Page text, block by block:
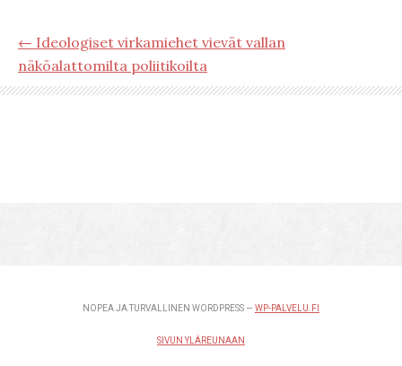
← Ideologiset virkamiehet vievät vallan
näköalattomilta poliitikoilta
NOPEA JA TURVALLINEN WORDPRESS — WP-PALVELU.FI
SIVUN YLÄREUNAAN